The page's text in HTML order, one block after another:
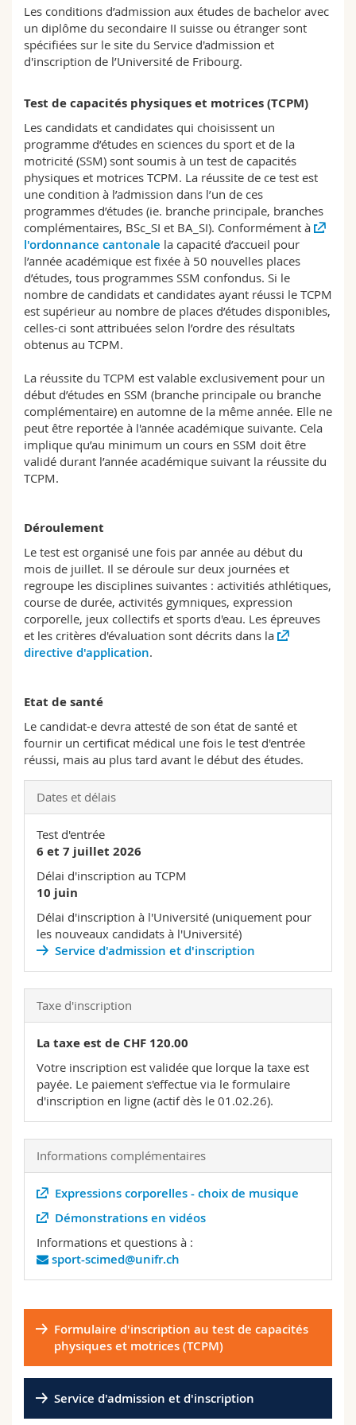
Sciences et médecine
Interfacultaire
Collaborateurs
Doctorants
Webmail
Programme des cours
MyUnifr
Les conditions d’admission aux études de bachelor avec
un diplôme du secondaire II suisse ou étranger sont
spécifiées sur le site du Service d'admission et
d'inscription de l’Université de Fribourg.
Test de capacités physiques et motrices (TCPM)
Les candidats et candidates qui choisissent un
programme d’études en sciences du sport et de la
motricité (SSM) sont soumis à un test de capacités
physiques et motrices TCPM. La réussite de ce test est
une condition à l’admission dans l’un de ces
programmes d’études (ie. branche principale, branches
complémentaires, BSc_SI et BA_SI). Conformément à
l'ordonnance cantonale la capacité d’accueil pour
l’année académique est fixée à 50 nouvelles places
d’études, tous programmes SSM confondus. Si le
nombre de candidats et candidates ayant réussi le TCPM
est supérieur au nombre de places d’études disponibles,
celles-ci sont attribuées selon l’ordre des résultats
obtenus au TCPM.
La réussite du TCPM est valable exclusivement pour un
début d’études en SSM (branche principale ou branche
complémentaire) en automne de la même année. Elle ne
peut être reportée à l'année académique suivante. Cela
implique qu’au minimum un cours en SSM doit être
validé durant l’année académique suivant la réussite du
TCPM.
Déroulement
Le test est organisé une fois par année au début du
mois de juillet. Il se déroule sur deux journées et
regroupe les disciplines suivantes : activitiés athlétiques,
course de durée, activités gymniques, expression
corporelle, jeux collectifs et sports d'eau. Les épreuves
et les critères d'évaluation sont décrits dans la
directive d'application.
Etat de santé
Le candidat-e devra attesté de son état de santé et
fournir un certificat médical une fois le test d'entrée
réussi, mais au plus tard avant le début des études.
Dates et délais
Test d'entrée
6 et 7 juillet 2026
Délai d'inscription au TCPM
10 juin
Délai d'inscription à l'Université (uniquement pour
les nouveaux candidats à l'Université)
Service d'admission et d'inscription
Taxe d'inscription
La taxe est de CHF 120.00
Votre inscription est validée que lorque la taxe est
payée. Le paiement s'effectue via le formulaire
d'inscription en ligne (actif dès le 01.02.26).
Informations complémentaires
Expressions corporelles - choix de musique
Démonstrations en vidéos
Informations et questions à :
sport-scimed@unifr.ch
Formulaire d'inscription au test de capacités
physiques et motrices (TCPM)
Service d'admission et d'inscription